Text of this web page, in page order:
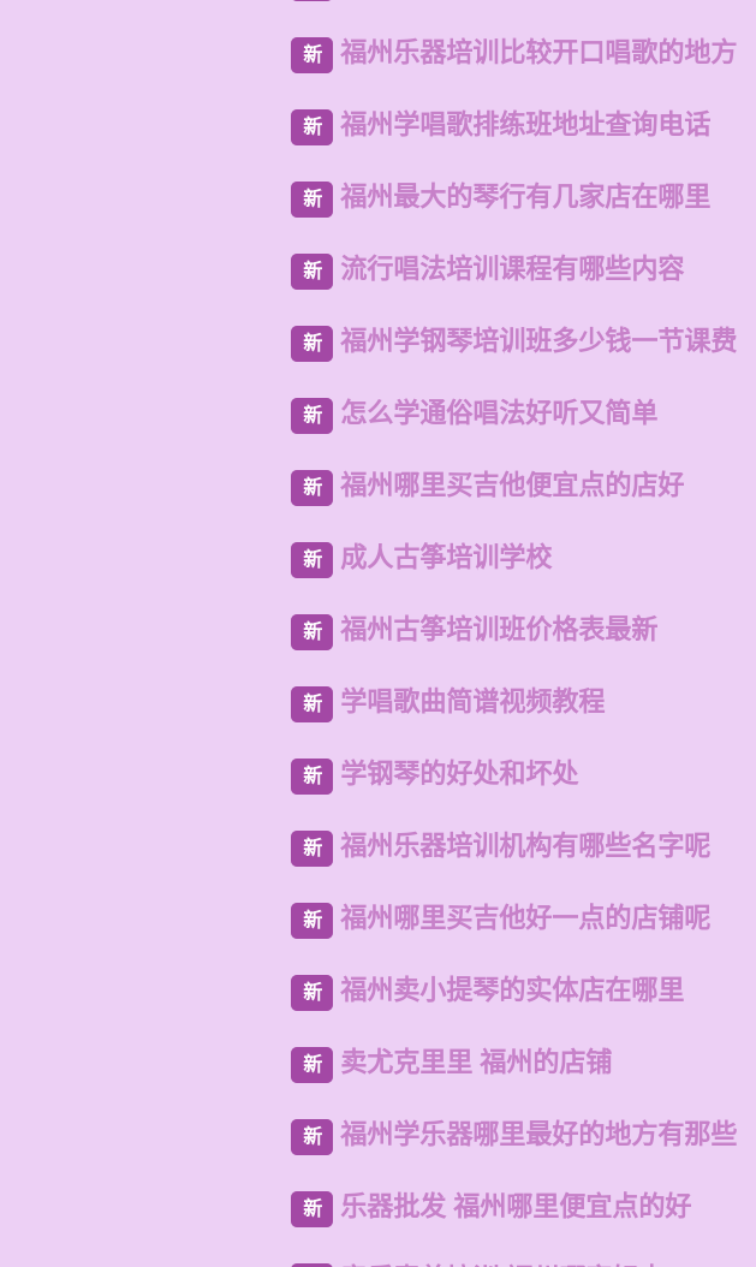
新 福州乐器培训比较开口唱歌的地方
新 福州学唱歌排练班地址查询电话
新 福州最大的琴行有几家店在哪里
新 流行唱法培训课程有哪些内容
新 福州学钢琴培训班多少钱一节课费
新 怎么学通俗唱法好听又简单
新 福州哪里买吉他便宜点的店好
新 成人古筝培训学校
新 福州古筝培训班价格表最新
新 学唱歌曲简谱视频教程
新 学钢琴的好处和坏处
新 福州乐器培训机构有哪些名字呢
新 福州哪里买吉他好一点的店铺呢
新 福州卖小提琴的实体店在哪里
新 卖尤克里里 福州的店铺
新 福州学乐器哪里最好的地方有那些
新 乐器批发 福州哪里便宜点的好